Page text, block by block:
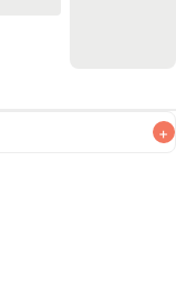
+
くお早めにお召